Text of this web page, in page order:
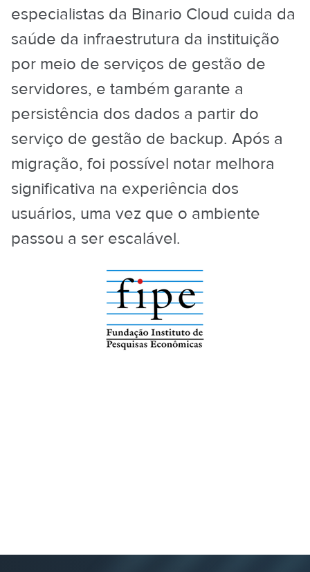
especialistas da Binario Cloud cuida da
saúde da infraestrutura da instituição
por meio de serviços de gestão de
servidores, e também garante a
persistência dos dados a partir do
serviço de gestão de backup. Após a
migração, foi possível notar melhora
significativa na experiência dos
usuários, uma vez que o ambiente
passou a ser escalável.